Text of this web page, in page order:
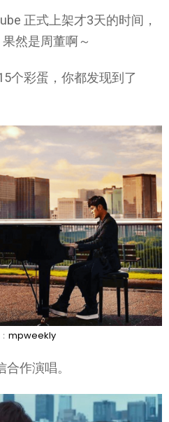
正式上架才3天的时间，
然是周董啊～
个彩蛋，你都发现到了
mpweekly
作演唱。